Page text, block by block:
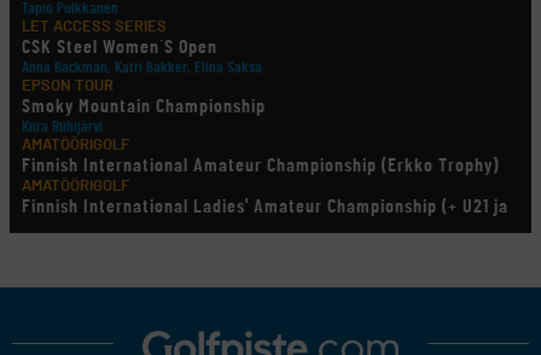
Tapio Pulkkanen
LET ACCESS SERIES
CSK Steel Women´S Open
Anna Backman, Katri Bakker, Elina Saksa
EPSON TOUR
Smoky Mountain Championship
Kiira Riihijärvi
AMATÖÖRIGOLF
Finnish International Amateur Championship (Erkko Trophy)
AMATÖÖRIGOLF
Finnish International Ladies' Amateur Championship (+ U21 ja
U18/FJT/Aulanko)
LEGENDS TOUR